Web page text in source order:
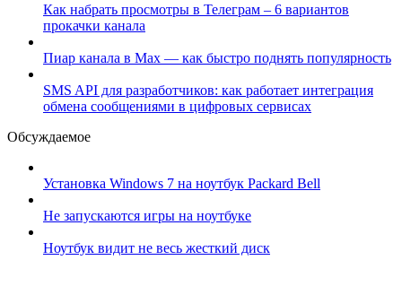
Как набрать просмотры в Телеграм – 6 вариантов
прокачки канала
Пиар канала в Max — как быстро поднять популярность
SMS API для разработчиков: как работает интеграция
обмена сообщениями в цифровых сервисах
Обсуждаемое
Установка Windows 7 на ноутбук Packard Bell
Не запускаются игры на ноутбуке
Ноутбук видит не весь жесткий диск